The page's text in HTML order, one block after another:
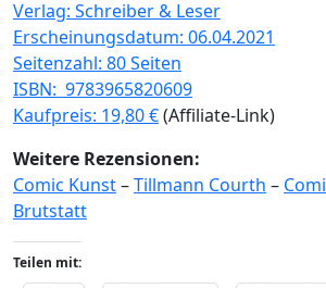
Verlag: Schreiber & Leser
Erscheinungsdatum: 06.04.2021
Seitenzahl: 80 Seiten
ISBN: ‎ 9783965820609
Kaufpreis: 19,80 €(Affiliate-Link)
Weitere Rezensionen:
Comic Kunst–Tillmann Courth –
Brutstatt
Teilen mit: